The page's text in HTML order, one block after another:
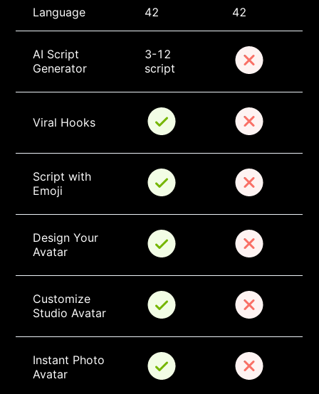
Language 42 42
AI Script
Generator
3-12
script
Viral Hooks
Script with
Emoji
Design Your
Avatar
Customize
Studio Avatar
Instant Photo
Avatar